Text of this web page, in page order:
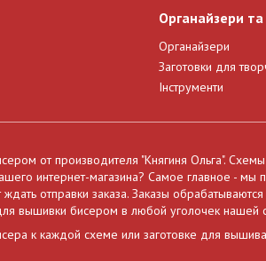
Органайзери
Органайзери
Заготовки для
Інструменти
от производителя "Княгиня Ольга".
интернет-магазина? Самое главное - мы
отправки заказа. Заказы обрабатываются
вышивки бисером в любой уголочек нашей
к каждой схеме или заготовке для